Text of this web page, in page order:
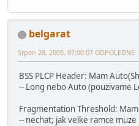
belgarat
Srpen 28, 2005, 07:00:07 ODPOLEDNE
BSS PLCP Header: Mam
-- Long nebo Auto (pouzivame
Fragmentation Threshold:
-- nechat; jak velke ramce